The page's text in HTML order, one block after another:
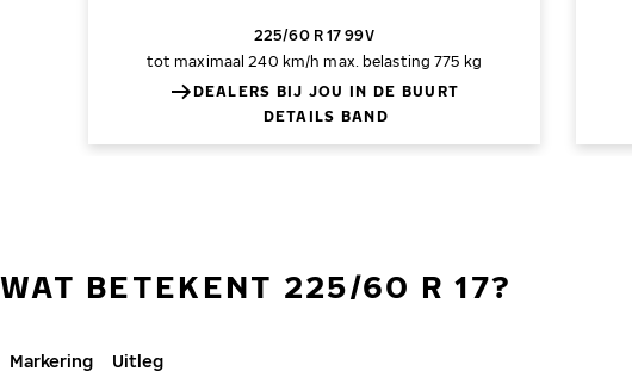
225/60 R 17 99V
tot maximaal 240 km/h max. belasting 775 kg
DEALERS BIJ JOU IN DE BUURT
DETAILS BAND
WAT BETEKENT 225/60 R 17?
Markering
Uitleg